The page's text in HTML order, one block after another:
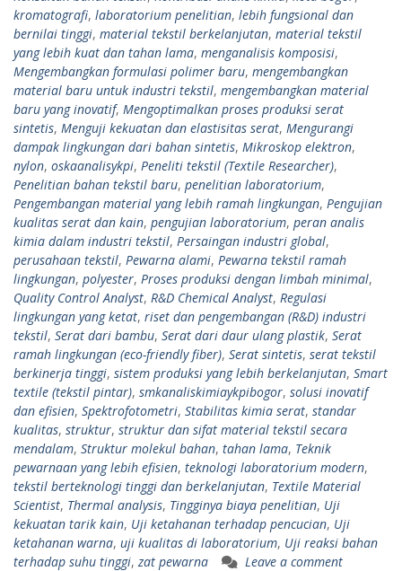
kromatografi, laboratorium penelitian, lebih fungsional dan
bernilai tinggi, material tekstil berkelanjutan, material tekstil
yang lebih kuat dan tahan lama, menganalisis komposisi,
Mengembangkan formulasi polimer baru, mengembangkan
material baru untuk industri tekstil, mengembangkan material
baru yang inovatif, Mengoptimalkan proses produksi serat
sintetis, Menguji kekuatan dan elastisitas serat, Mengurangi
dampak lingkungan dari bahan sintetis, Mikroskop elektron,
nylon, oskaanalisykpi, Peneliti tekstil (Textile Researcher),
Penelitian bahan tekstil baru, penelitian laboratorium,
Pengembangan material yang lebih ramah lingkungan, Pengujian
kualitas serat dan kain, pengujian laboratorium, peran analis
kimia dalam industri tekstil, Persaingan industri global,
perusahaan tekstil, Pewarna alami, Pewarna tekstil ramah
lingkungan, polyester, Proses produksi dengan limbah minimal,
Quality Control Analyst, R&D Chemical Analyst, Regulasi
lingkungan yang ketat, riset dan pengembangan (R&D) industri
tekstil, Serat dari bambu, Serat dari daur ulang plastik, Serat
ramah lingkungan (eco-friendly fiber), Serat sintetis, serat tekstil
berkinerja tinggi, sistem produksi yang lebih berkelanjutan, Smart
textile (tekstil pintar), smkanaliskimiaykpibogor, solusi inovatif
dan efisien, Spektrofotometri, Stabilitas kimia serat, standar
kualitas, struktur, struktur dan sifat material tekstil secara
mendalam, Struktur molekul bahan, tahan lama, Teknik
pewarnaan yang lebih efisien, teknologi laboratorium modern,
tekstil berteknologi tinggi dan berkelanjutan, Textile Material
Scientist, Thermal analysis, Tingginya biaya penelitian, Uji
kekuatan tarik kain, Uji ketahanan terhadap pencucian, Uji
ketahanan warna, uji kualitas di laboratorium, Uji reaksi bahan
terhadap suhu tinggi, zat pewarna Leave a comment